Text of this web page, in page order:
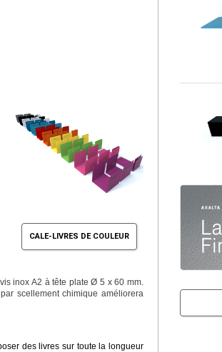
CALE-LIVRES DE COULEUR
inox A2 à tête plate Ø 5 x 60 mm.
scellement chimique améliorera
des livres sur toute la longueur